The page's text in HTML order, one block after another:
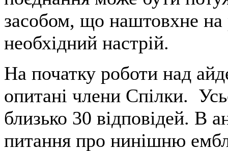
засобом, що наштовхне на
необхідний настрій.
На початку роботи над
опитані члени Спілки.
близько 30 відповідей. В
питання про нинішню